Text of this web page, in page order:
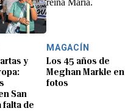
y
San
falta de
MAGACÍN
Los 45 años de
Meghan Markle en
fotos